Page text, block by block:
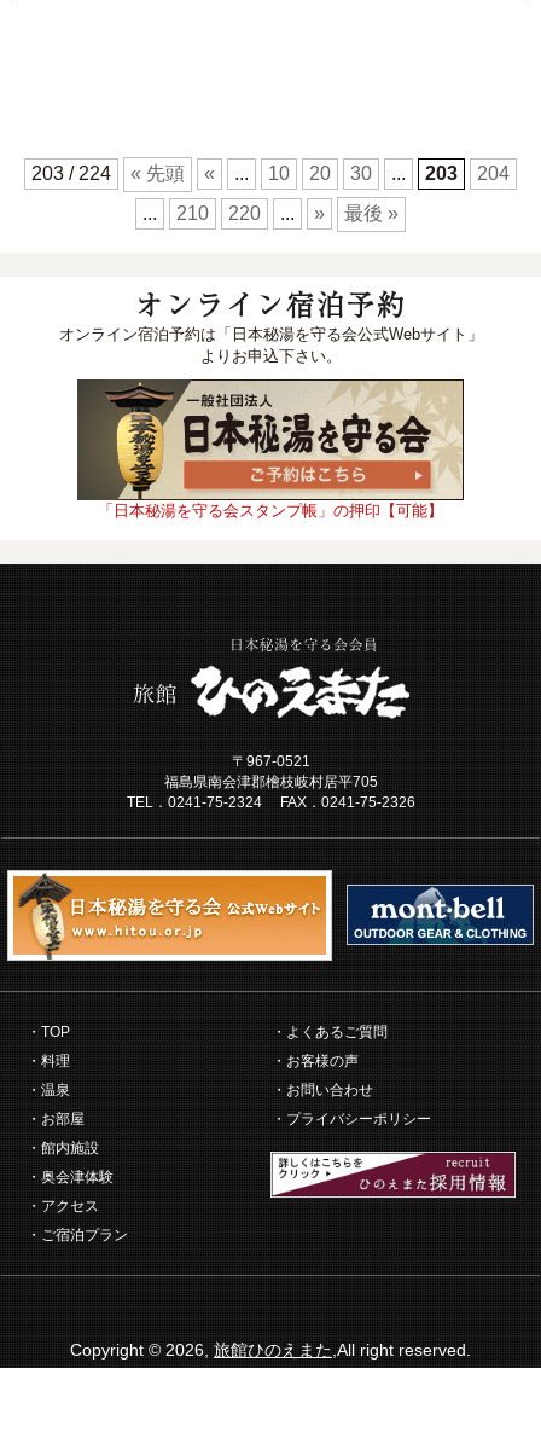
203 / 224 « 先頭 « ... 10 20 30 ... 203
204
...
210 220 ... » 最後 »
オンライン宿泊予約
オンライン宿泊予約は「日本秘湯を守る会公式Webサイト」
よりお申込下さい。
「日本秘湯を守る会スタンプ帳」の押印【可能】
〒967-0521
福島県南会津郡檜枝岐村居平705
TEL．0241-75-2324 FAX．0241-75-2326
TOP
料理
温泉
お部屋
館内施設
奥会津体験
アクセス
ご宿泊プラン
よくあるご質問
お客様の声
お問い合わせ
プライバシーポリシー
Copyright © 2026,旅館ひのえまた,All right reserved.